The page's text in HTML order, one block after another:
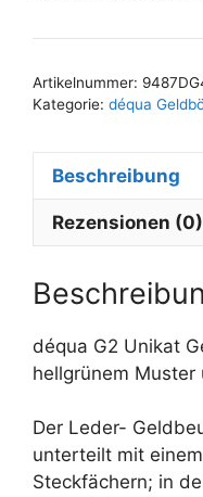
l
e
t
e
Artikelnummer:
Kategorie: déqua
Beschreibung
Rezensionen (0)
déqua G2 Unikat
hellgrünem Muster
Der Leder-
unterteilt mit
Steckfächern; in